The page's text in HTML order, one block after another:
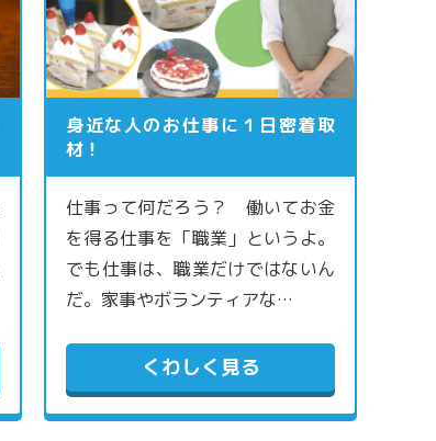
身近な人のお仕事に１日密着取
材！
仕事って何だろう？ 働いてお金
を得る仕事を「職業」というよ。
でも仕事は、職業だけではないん
だ。家事やボランティアな…
くわしく見る